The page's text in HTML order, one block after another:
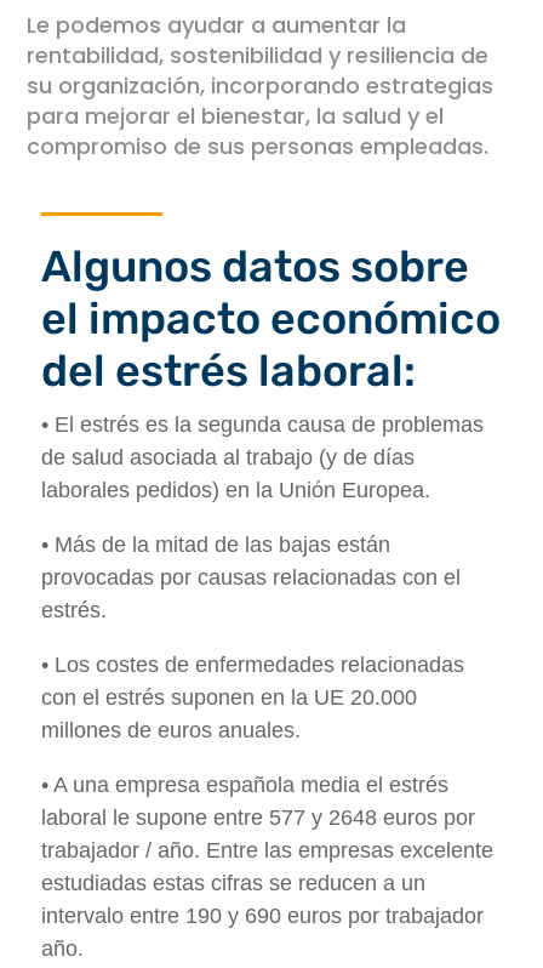
Le podemos ayudar a aumentar la
rentabilidad, sostenibilidad y resiliencia de
su organización, incorporando estrategias
para mejorar el bienestar, la salud y el
compromiso de sus personas empleadas.
Algunos datos sobre
el impacto económico
del estrés laboral:
• El estrés es la segunda causa de problemas
de salud asociada al trabajo (y de días
laborales pedidos) en la Unión Europea.
• Más de la mitad de las bajas están
provocadas por causas relacionadas con el
estrés.
• Los costes de enfermedades relacionadas
con el estrés suponen en la UE 20.000
millones de euros anuales.
• A una empresa española media el estrés
laboral le supone entre 577 y 2648 euros por
trabajador / año. Entre las empresas excelente
estudiadas estas cifras se reducen a un
intervalo entre 190 y 690 euros por trabajador
año.